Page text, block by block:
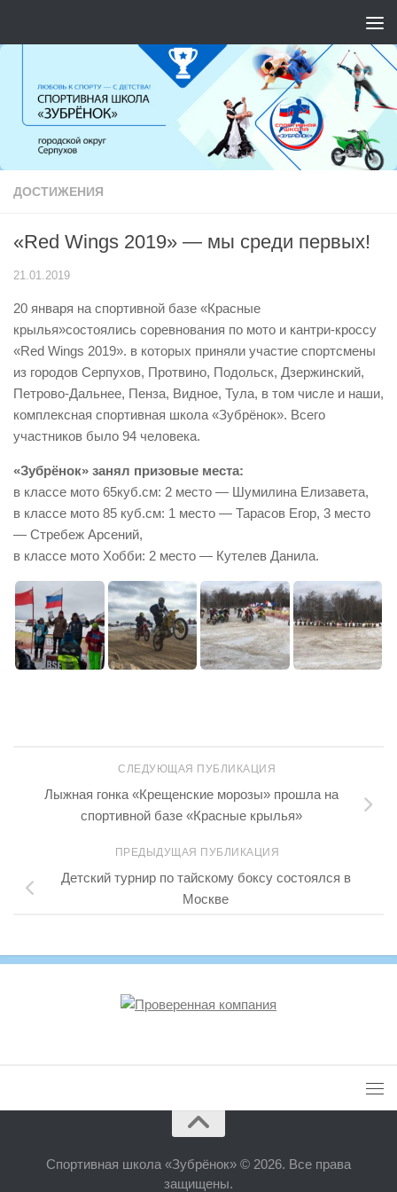
ДОСТИЖЕНИЯ
«Red Wings 2019» — мы среди первых!
21.01.2019
20 января на спортивной базе «Красные
крылья»состоялись соревнования по мото и кантри-кроссу
«Red Wings 2019». в которых приняли участие спортсмены
из городов Серпухов, Протвино, Подольск, Дзержинский,
Петрово-Дальнее, Пенза, Видное, Тула, в том числе и наши,
комплексная спортивная школа «Зубрёнок». Всего
участников было 94 человека.
«Зубрёнок» занял призовые места:
в классе мото 65куб.см: 2 место — Шумилина Елизавета,
в классе мото 85 куб.см: 1 место — Тарасов Егор, 3 место
— Стребеж Арсений,
в классе мото Хобби: 2 место — Кутелев Данила.
СЛЕДУЮЩАЯ ПУБЛИКАЦИЯ
Лыжная гонка «Крещенские морозы» прошла на
спортивной базе «Красные крылья»
ПРЕДЫДУЩАЯ ПУБЛИКАЦИЯ
Детский турнир по тайскому боксу состоялся в
Москве
Спортивная школа «Зубрёнок» © 2026. Все права
защищены.